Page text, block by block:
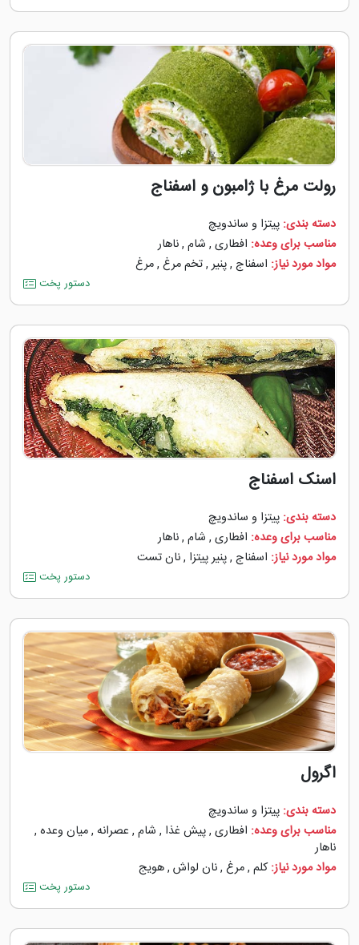
رولت مرغ با ژامبون و اسفناج
دسته بندی: پیتزا و ساندویچ
مناسب برای وعده: افطاری , شام ,ناهار
مواد مورد نیاز: اسفناج ,پنیر,تخم مرغ ,مرغ
دستور پخت
اسنک اسفناج
دسته بندی: پیتزا و ساندویچ
مناسب برای وعده: افطاری , شام ,ناهار
مواد مورد نیاز: اسفناج ,پنیر پیتزا ,نان تست
دستور پخت
اگرول
دسته بندی: پیتزا و ساندویچ
مناسب برای وعده: افطاری ,پیش غذا , شام , عصرانه ,میان وعده ,
ناهار
مواد مورد نیاز: کلم ,مرغ ,نان لواش ,هویج
دستور پخت